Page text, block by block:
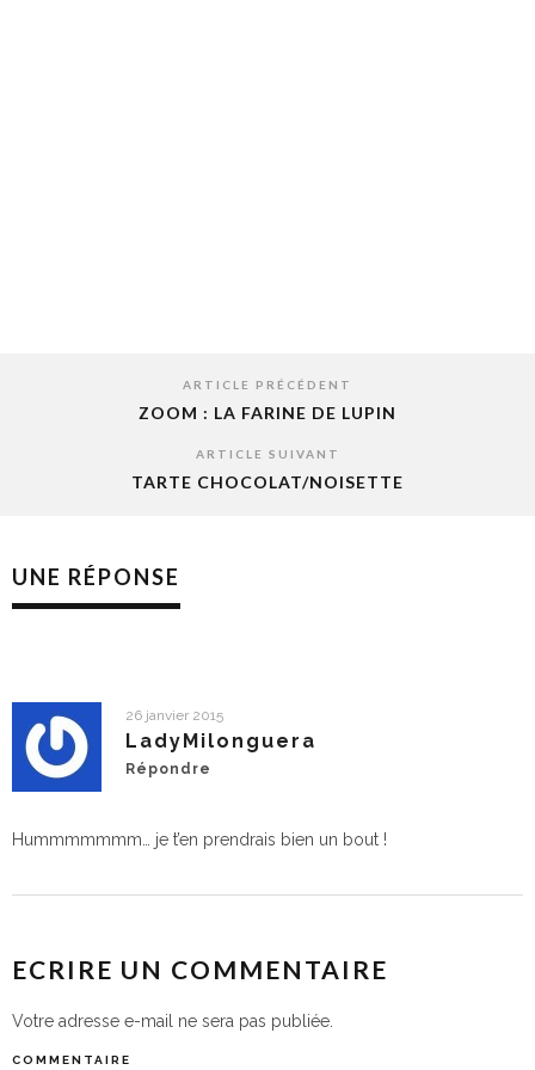
ARTICLE PRÉCÉDENT
ZOOM : LA FARINE DE LUPIN
ARTICLE SUIVANT
TARTE CHOCOLAT/NOISETTE
UNE RÉPONSE
26 janvier 2015
LadyMilonguera
Répondre
Hummmmmmm… je t’en prendrais bien un bout !
ECRIRE UN COMMENTAIRE
Votre adresse e-mail ne sera pas publiée.
COMMENTAIRE